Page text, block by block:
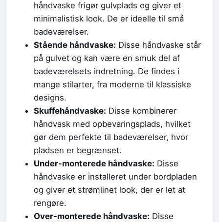
håndvaske frigør gulvplads og giver et
minimalistisk look. De er ideelle til små
badeværelser.
Stående håndvaske: Disse håndvaske står
på gulvet og kan være en smuk del af
badeværelsets indretning. De findes i
mange stilarter, fra moderne til klassiske
designs.
Skuffehåndvaske: Disse kombinerer
håndvask med opbevaringsplads, hvilket
gør dem perfekte til badeværelser, hvor
pladsen er begrænset.
Under-monterede håndvaske: Disse
håndvaske er installeret under bordpladen
og giver et strømlinet look, der er let at
rengøre.
Over-monterede håndvaske: Disse